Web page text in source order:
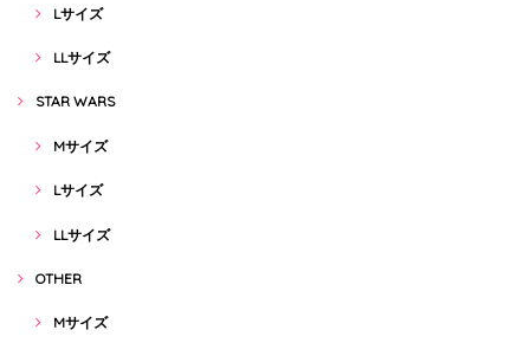
Lサイズ
LLサイズ
STAR WARS
Mサイズ
Lサイズ
LLサイズ
OTHER
Mサイズ